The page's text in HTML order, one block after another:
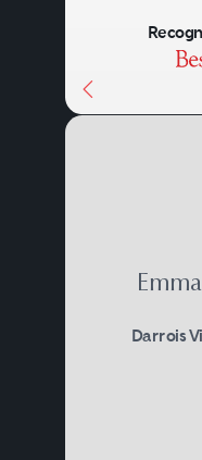
vehicles are
their
Darrois